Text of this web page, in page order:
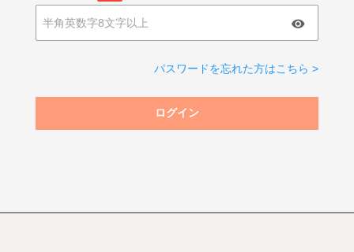
パスワードを忘れた方はこちら >
ログイン